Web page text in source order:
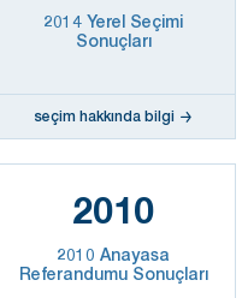
2014 Yerel Seçimi
Sonuçları
seçim hakkında bilgi
2010
2010 Anayasa
Referandumu Sonuçları